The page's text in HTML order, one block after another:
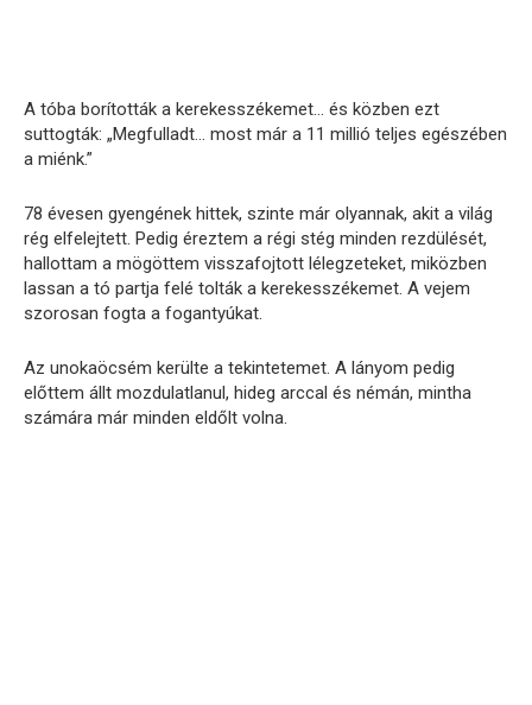
A tóba borították a kerekesszékemet… és közben ezt
suttogták: „Megfulladt… most már a 11 millió teljes egészében
a miénk.”
78 évesen gyengének hittek, szinte már olyannak, akit a világ
rég elfelejtett. Pedig éreztem a régi stég minden rezdülését,
hallottam a mögöttem visszafojtott lélegzeteket, miközben
lassan a tó partja felé tolták a kerekesszékemet. A vejem
szorosan fogta a fogantyúkat.
Az unokaöcsém kerülte a tekintetemet. A lányom pedig
előttem állt mozdulatlanul, hideg arccal és némán, mintha
számára már minden eldőlt volna.